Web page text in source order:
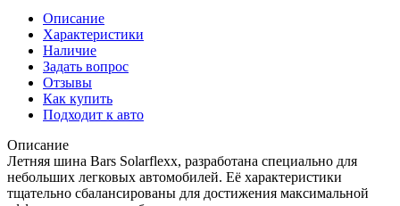
Описание
Характеристики
Наличие
Задать вопрос
Отзывы
Как купить
Подходит к авто
Описание
Летняя шина Bars Solarflexx, разработана специально для
небольших легковых автомобилей. Её характеристики
тщательно сбалансированы для достижения максимальной